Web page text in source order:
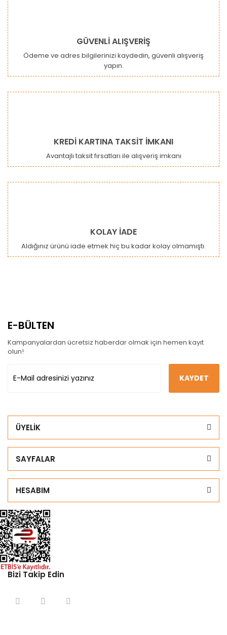
Gönder
GÜVENLİ ALIŞVERİŞ
Ödeme ve adres bilgilerinizi kaydedin, güvenli alışveriş
yapın.
KREDİ KARTINA TAKSİT İMKANI
Avantajlı taksit fırsatları ile alışveriş imkanı
KOLAY İADE
Aldığınız ürünü iade etmek hiç bu kadar kolay olmamıştı.
E-BÜLTEN
Kampanyalardan ücretsiz haberdar olmak için hemen kayıt
olun!
KAYDET
ÜYELİK
SAYFALAR
HESABIM
Bizi Takip Edin